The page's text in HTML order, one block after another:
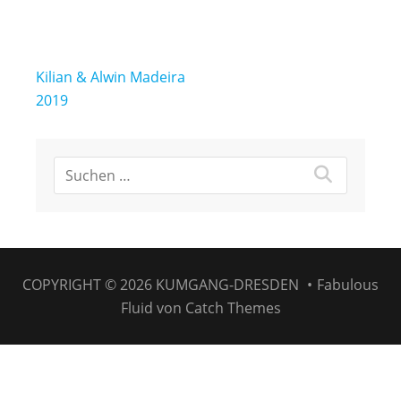
Beitragsnavigation
Kilian & Alwin Madeira
2019
COPYRIGHT © 2026 KUMGANG-DRESDEN • Fabulous
Fluid von Catch Themes